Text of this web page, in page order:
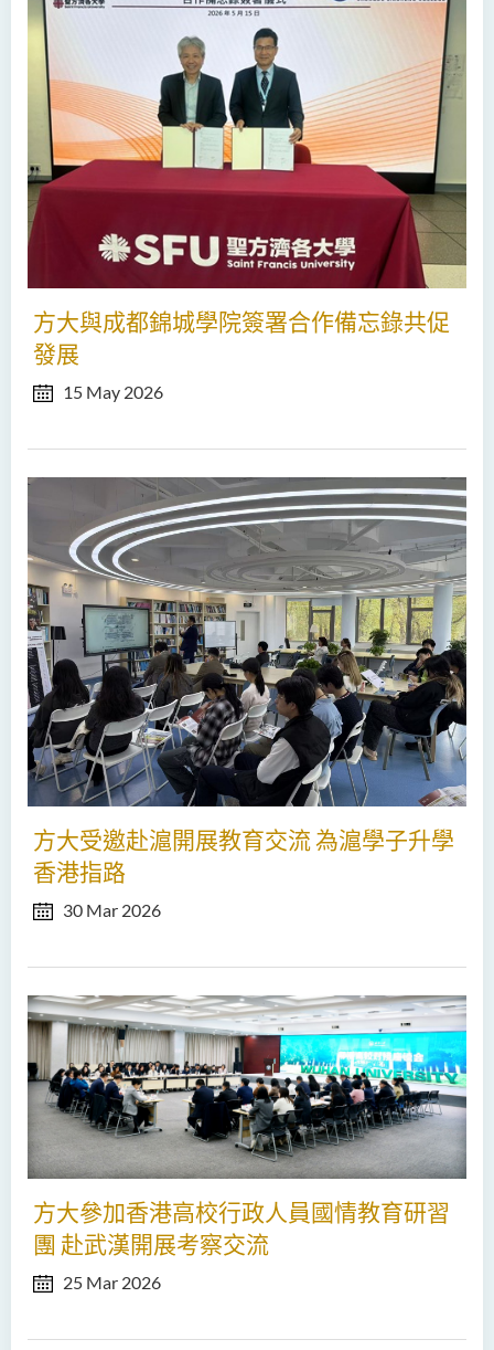
方大與成都錦城學院簽署合作備忘錄共促
發展
15 May 2026
方大受邀赴滬開展教育交流 為滬學子升學
香港指路
30 Mar 2026
方大參加香港高校行政人員國情教育研習
團 赴武漢開展考察交流
25 Mar 2026